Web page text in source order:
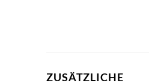
ZUSÄTZLICHE